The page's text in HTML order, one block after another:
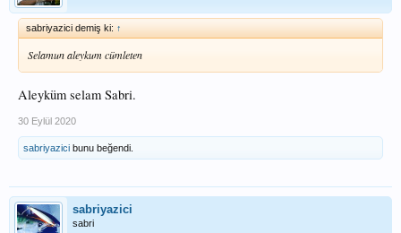
sabriyazici demiş ki: ↑
Selamun aleykum cümleten
Aleyküm selam Sabri.
30 Eylül 2020
sabriyazici bunu beğendi.
sabriyazici
sabri